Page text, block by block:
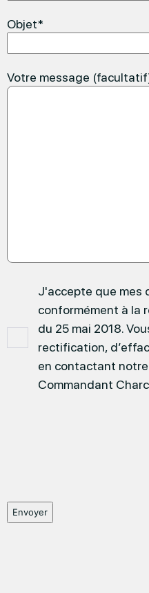
Objet*
Votre message
J'accepte que mes
conformément à la
du 25 mai 2018.
rectification,
en contactant
Commandant